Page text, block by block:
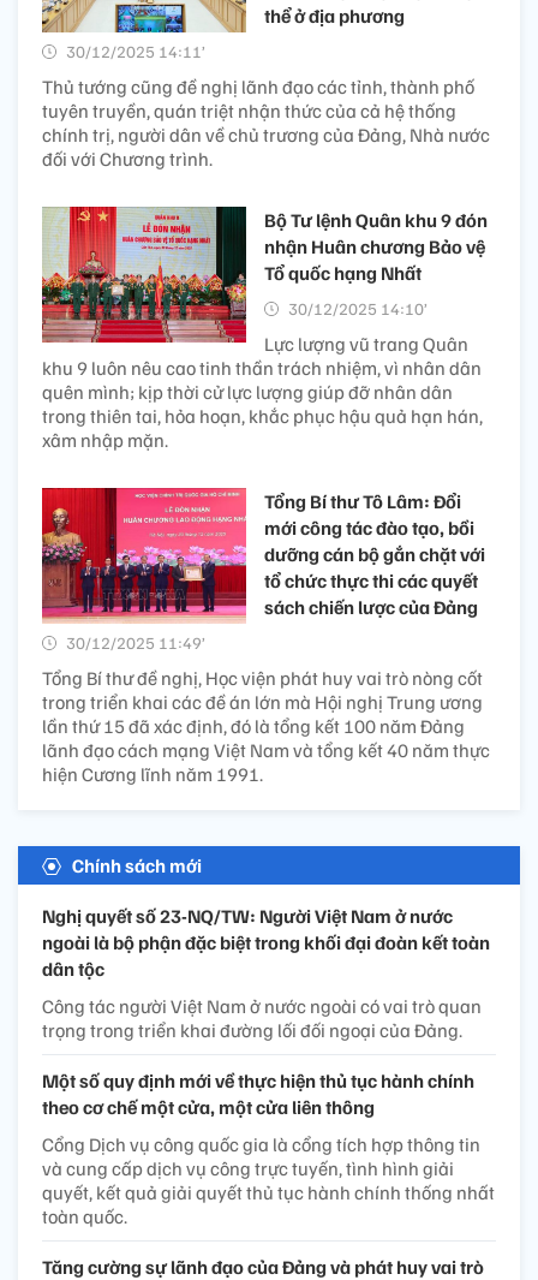
thể ở địa phương
30/12/2025 14:11’
Thủ tướng cũng đề nghị lãnh đạo các tỉnh, thành phố
tuyên truyền, quán triệt nhận thức của cả hệ thống
chính trị, người dân về chủ trương của Đảng, Nhà nước
đối với Chương trình.
Bộ Tư lệnh Quân khu 9 đón
nhận Huân chương Bảo vệ
Tổ quốc hạng Nhất
30/12/2025 14:10’
Lực lượng vũ trang Quân
khu 9 luôn nêu cao tinh thần trách nhiệm, vì nhân dân
quên mình; kịp thời cử lực lượng giúp đỡ nhân dân
trong thiên tai, hỏa hoạn, khắc phục hậu quả hạn hán,
xâm nhập mặn.
Tổng Bí thư Tô Lâm: Đổi
mới công tác đào tạo, bồi
dưỡng cán bộ gắn chặt với
tổ chức thực thi các quyết
sách chiến lược của Đảng
30/12/2025 11:49’
Tổng Bí thư đề nghị, Học viện phát huy vai trò nòng cốt
trong triển khai các đề án lớn mà Hội nghị Trung ương
lần thứ 15 đã xác định, đó là tổng kết 100 năm Đảng
lãnh đạo cách mạng Việt Nam và tổng kết 40 năm thực
hiện Cương lĩnh năm 1991.
Chính sách mới
Nghị quyết số 23-NQ/TW: Người Việt Nam ở nước
ngoài là bộ phận đặc biệt trong khối đại đoàn kết toàn
dân tộc
Công tác người Việt Nam ở nước ngoài có vai trò quan
trọng trong triển khai đường lối đối ngoại của Đảng.
Một số quy định mới về thực hiện thủ tục hành chính
theo cơ chế một cửa, một cửa liên thông
Cổng Dịch vụ công quốc gia là cổng tích hợp thông tin
và cung cấp dịch vụ công trực tuyến, tình hình giải
quyết, kết quả giải quyết thủ tục hành chính thống nhất
toàn quốc.
Tăng cường sự lãnh đạo của Đảng và phát huy vai trò